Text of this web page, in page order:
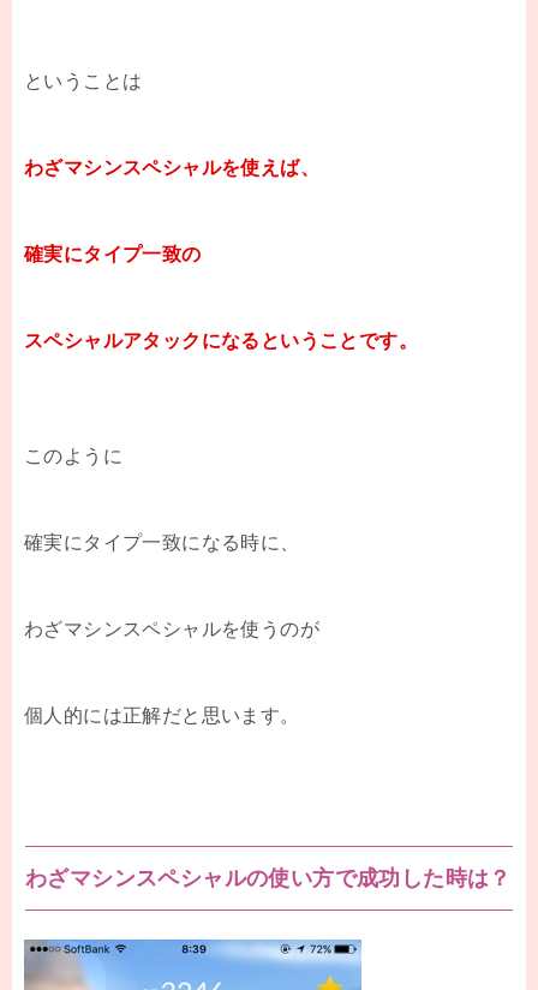
ということは
わざマシンスペシャルを使えば、
確実にタイプ一致の
スペシャルアタックになるということです。
このように
確実にタイプ一致になる時に、
わざマシンスペシャルを使うのが
個人的には正解だと思います。
わざマシンスペシャルの使い方で成功した時は？